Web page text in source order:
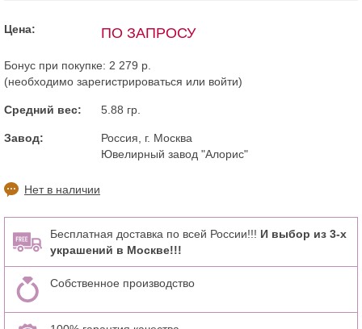
Цена: ПО ЗАПРОСУ
Бонус при покупке: 2 279 р.
(необходимо зарегистрироваться или войти)
Средний вес: 5.88 гр.
Завод:
Россия, г. Москва
Ювелирный завод "Алорис"
Нет в наличии
Бесплатная доставка по всей России!!! И выбор из 3-х
украшений в Москве!!!
Собственное производство